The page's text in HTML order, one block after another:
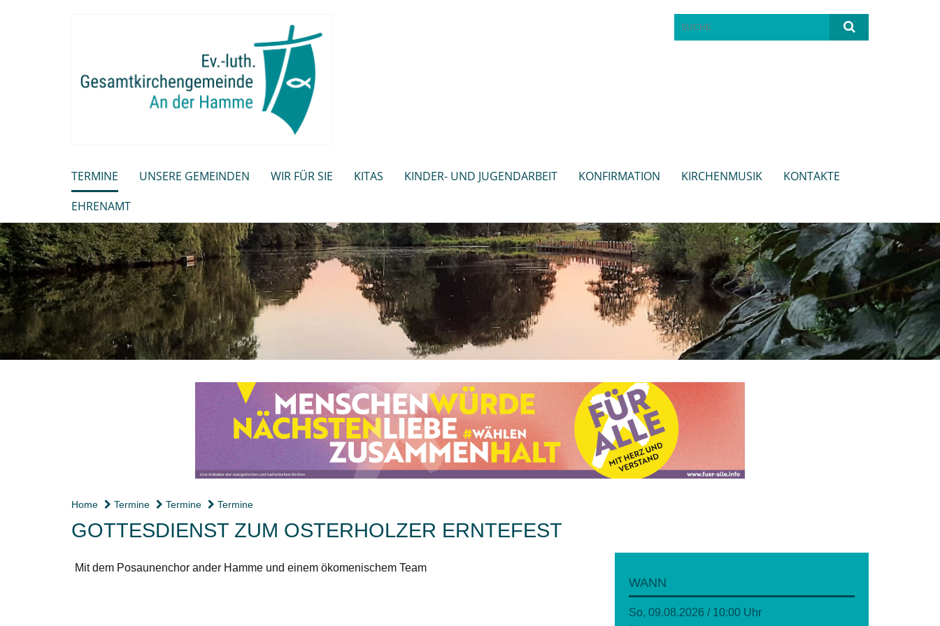
TERMINE UNSERE GEMEINDEN WIR FÜR SIE KITAS KINDER- UND JUGENDARBEIT KONFIRMATION KIRCHENMUSIK
KONTAKTE
EHRENAMT
Home Termine Termine Termine
GOTTESDIENST ZUM OSTERHOLZER ERNTEFEST
Mit dem Posaunenchor ander Hamme und einem ökomenischem Team
WANN
So, 09.08.2026 / 10:00 Uhr